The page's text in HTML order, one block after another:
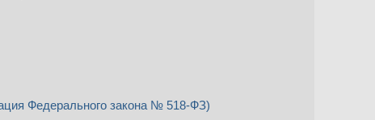
Федерального закона № 518-ФЗ)